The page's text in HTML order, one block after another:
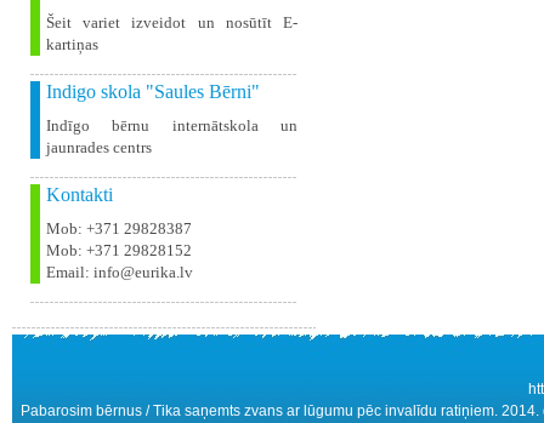
Šeit variet izveidot un nosūtīt E-
kartiņas
Indigo skola "Saules Bērni"
Indīgo bērnu internātskola un
jaunrades centrs
Kontakti
Mob: +371 29828387
Mob: +371 29828152
Email: info@eurika.lv
Pabarosim bērnus / Tika saņemts zvans ar lūgumu pēc invalīdu ratiņiem.